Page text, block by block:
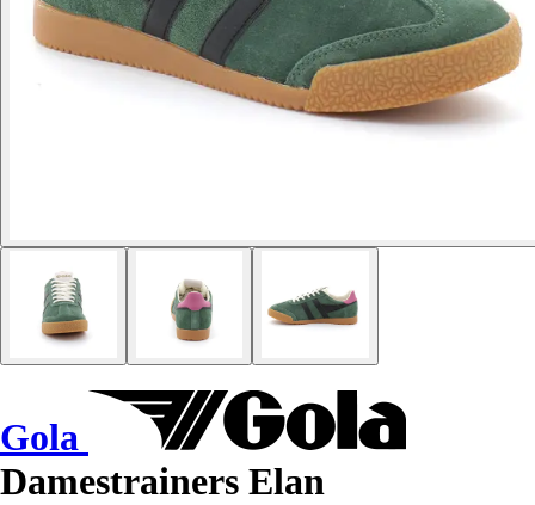
Gola
Damestrainers Elan